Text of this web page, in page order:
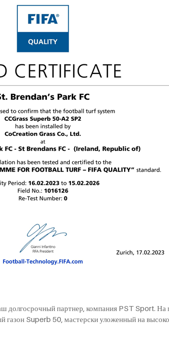
долгосрочный партнер, компания PST Sport.
Superb 50, мастерски уложенный на